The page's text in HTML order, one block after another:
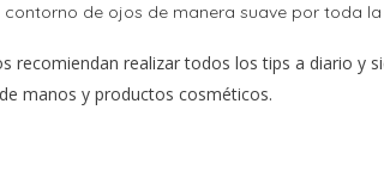
contorno de ojos de manera suave por toda
recomiendan realizar todos los tips a diario y
manos y productos cosméticos.